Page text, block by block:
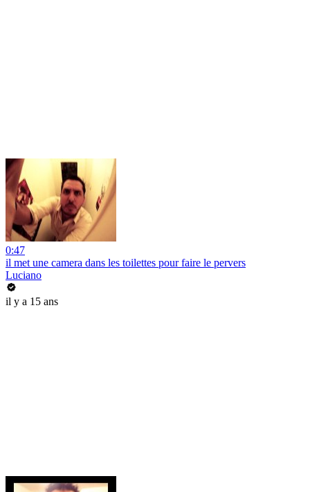
0:47
il met une camera dans les toilettes pour faire le pervers
Luciano
il y a 15 ans